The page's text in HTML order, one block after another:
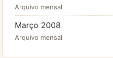
Arquivo mensal
Março 2008
Arquivo mensal